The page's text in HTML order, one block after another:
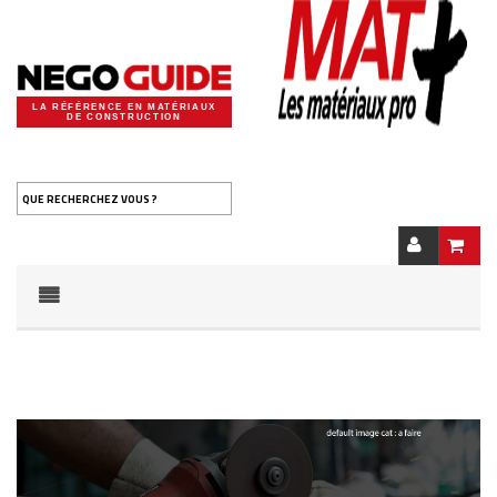
LA RÉFÉRENCE EN MATÉRIAUX
DE CONSTRUCTION
QUE RECHERCHEZ VOUS ?